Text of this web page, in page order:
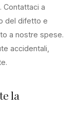
Contattaci a
del difetto e
a nostre spese.
accidentali,
la